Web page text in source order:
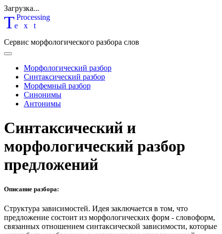
Загрузка...
Text
Processing
Сервис морфологического разбора слов
Морфологический разбор
Синтаксический разбор
Морфемный разбор
Синонимы
Антонимы
Синтаксический и
морфологический разбор
предложений
Описание разбора:
Структура зависимостей. Идея заключается в том, что
предложение состоит из морфологических форм - словоформ,
связанных отношением синтаксической зависимости, которые